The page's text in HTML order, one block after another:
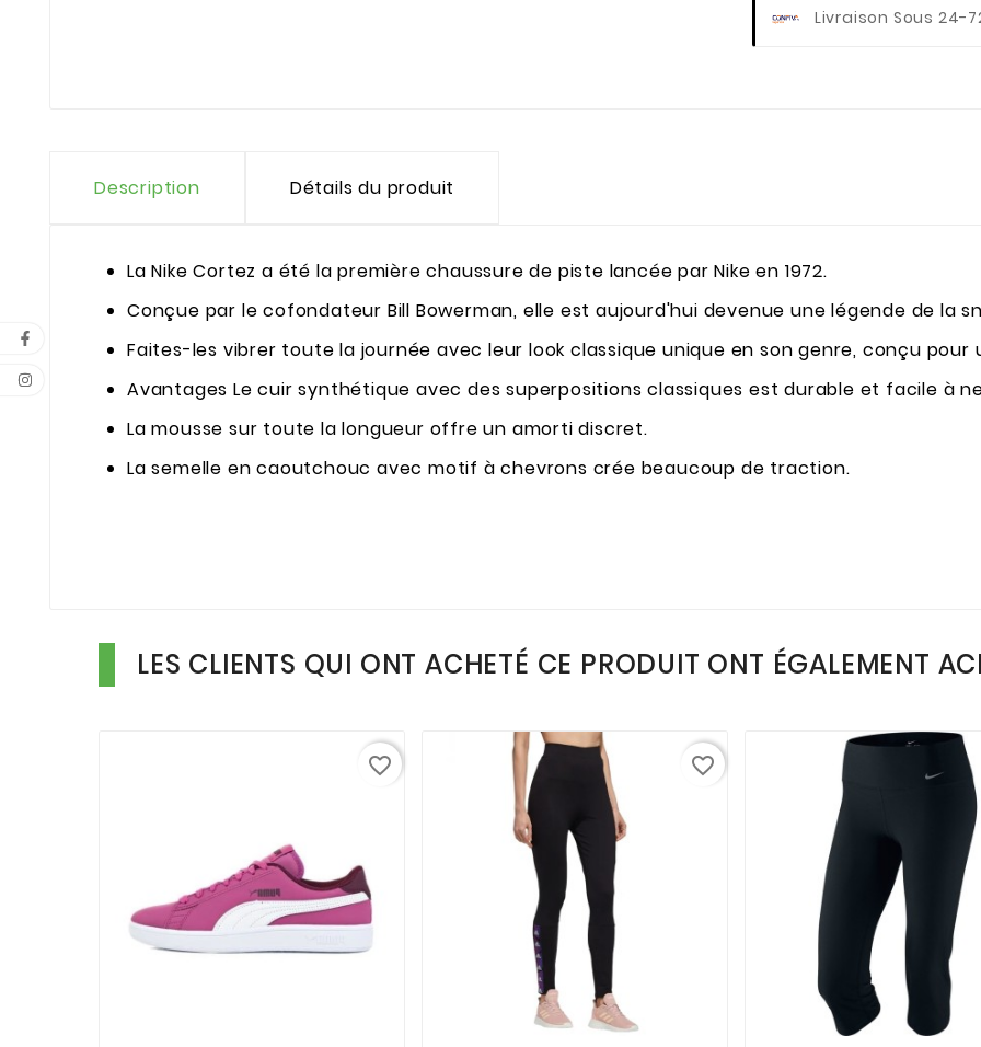
Livraison Sous 24-
Description Détails du produit
La Nike Cortez a été la première chaussure de piste lancée par Nike en 1972.
Conçue par le cofondateur Bill Bowerman, elle est aujourd'hui devenue une légende de la
Faites-les vibrer toute la journée avec leur look classique unique en son genre, conçu pour
Avantages Le cuir synthétique avec des superpositions classiques est durable et facile à
La mousse sur toute la longueur offre un amorti discret.
La semelle en caoutchouc avec motif à chevrons crée beaucoup de traction.
LES CLIENTS QUI ONT ACHETÉ CE PRODUIT ONT ÉGALEMENT
favorite_border
 
favorite_border
 